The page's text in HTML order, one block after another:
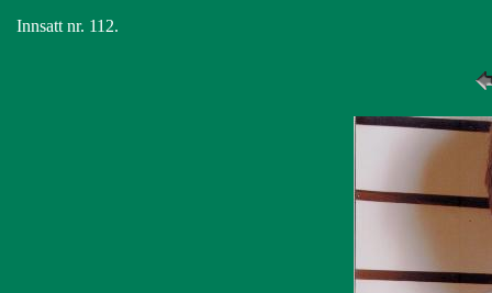
Innsatt nr. 112.